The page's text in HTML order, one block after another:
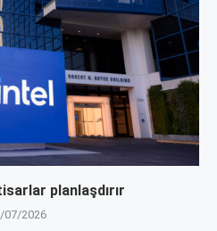
planlaşdırır
07/2026